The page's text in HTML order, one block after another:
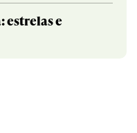
estrelas e